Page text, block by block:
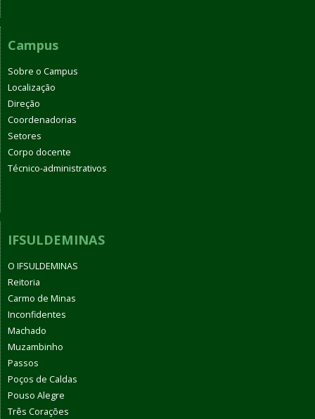
Campus
Sobre o Campus
Localização
Direção
Coordenadorias
Setores
Corpo docente
Técnico-administrativos
IFSULDEMINAS
O IFSULDEMINAS
Reitoria
Carmo de Minas
Inconfidentes
Machado
Muzambinho
Passos
Poços de Caldas
Pouso Alegre
Três Corações